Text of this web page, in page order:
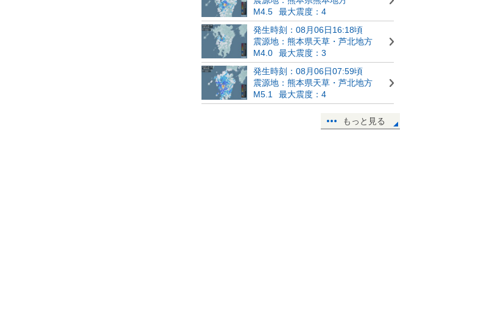
M4.5
最大震度：4
発生時刻：08月06日16:18頃
震源地：熊本県天草・芦北地方
M4.0
最大震度：3
発生時刻：08月06日07:59頃
震源地：熊本県天草・芦北地方
M5.1
最大震度：4
もっと見る